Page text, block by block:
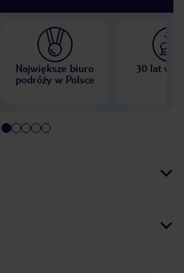
Największe biuro
podróży w Polsce
30 lat w